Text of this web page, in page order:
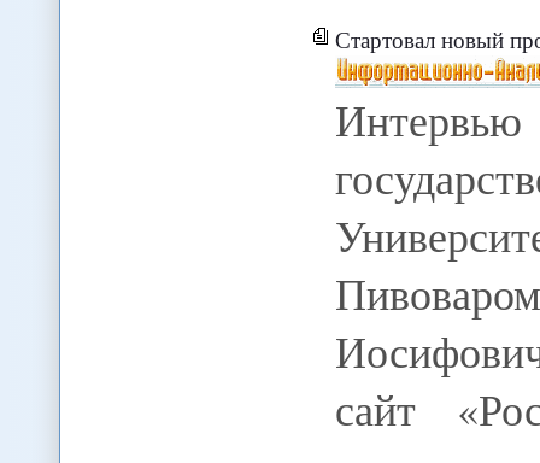
Стартовал новый
сайт